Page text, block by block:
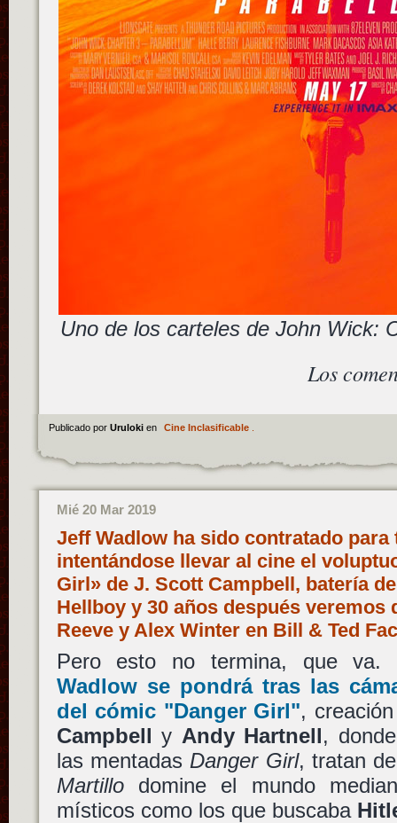
Uno de los carteles de John Wick:
Los
Publicado por Uruloki en Cine Inclasificable.
Mié 20 Mar 2019
Jeff Wadlow ha sido contratado para
intentándose llevar al cine el
Girl» de J. Scott Campbell, batería
Hellboy y 30 años después veremos
Reeve y Alex Winter en Bill & Ted
Pero esto no termina, que
Wadlowse pondrá tras las
del cómic "Danger Girl",
Campbell y Andy Hartnell,
las mentadas Danger Girl, tratan
Martillodomine el mundo
místicos como los que buscaba